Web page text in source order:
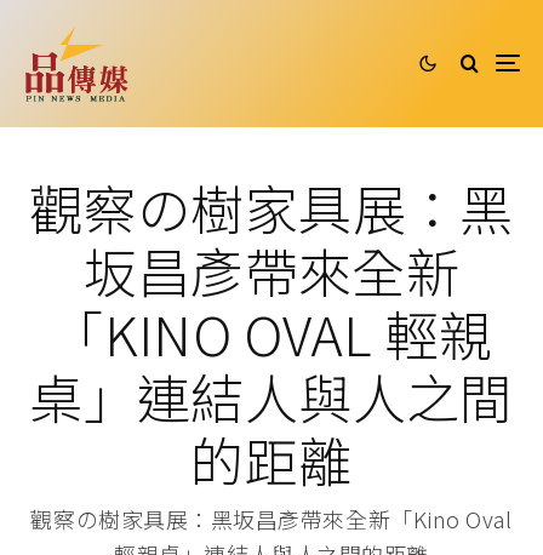
觀察の樹家具展：黑
坂昌彥帶來全新
「KINO OVAL 輕親
桌」連結人與人之間
的距離
觀察の樹家具展：黑坂昌彥帶來全新「Kino Oval